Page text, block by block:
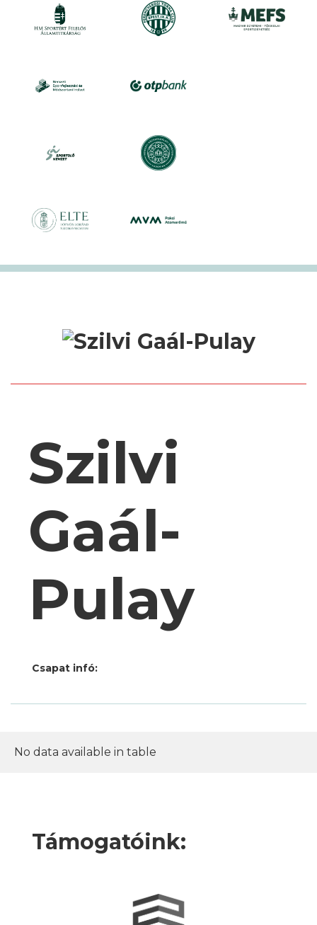
Szilvi
Gaál-
Pulay
Csapat infó:
No data available in table
Támogatóink: